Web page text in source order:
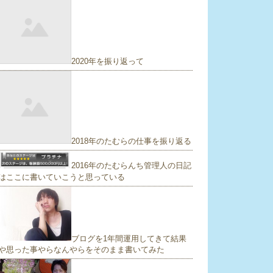
2020年を振り返って
2018年のたむらの仕事を振り返る
2016年のたむらんち管理人の日記
ここに書いていこうと思っている
ブログを1年間運用してきて結果
思った事やらなんやらをそのまま書いてみた